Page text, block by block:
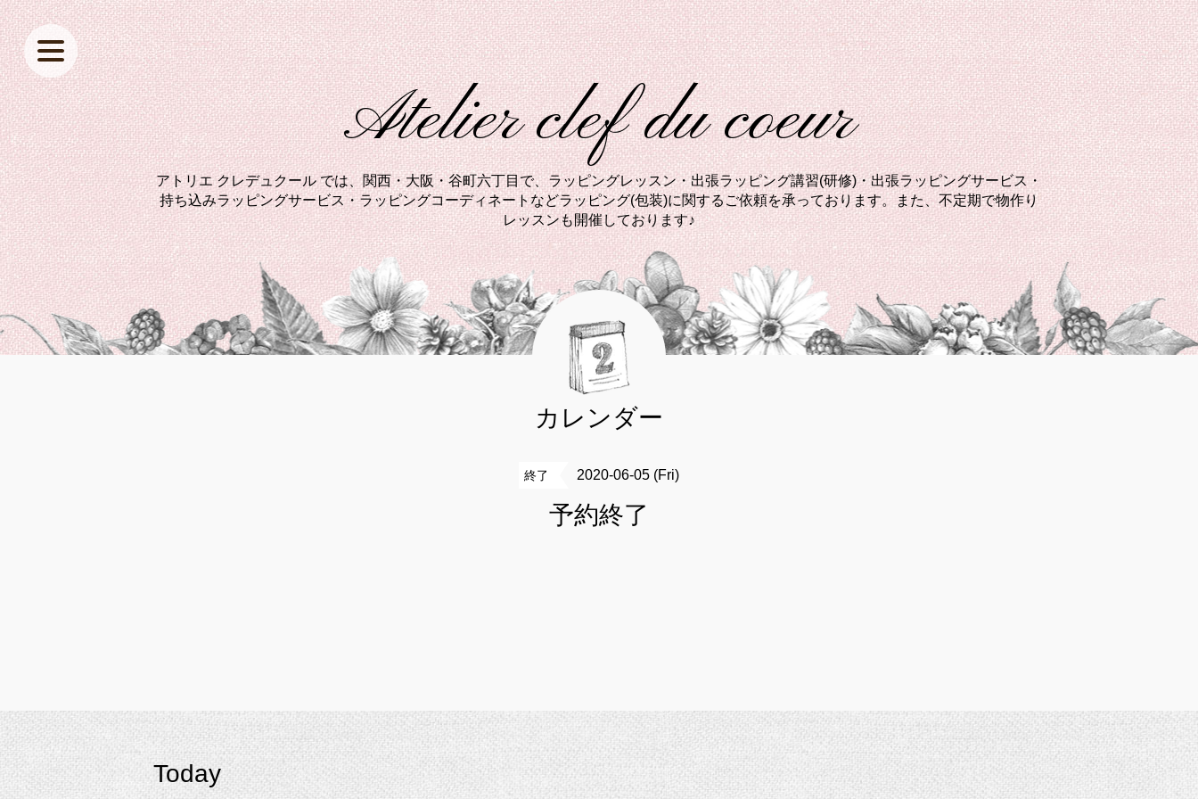
Atelier clef du coeur
アトリエ クレデュクール では、関西・大阪・谷町六丁目で、ラッピングレッスン・出張ラッピング講習(研修)・出張ラッピングサービス・
持ち込みラッピングサービス・ラッピングコーディネートなどラッピング(包装)に関するご依頼を承っております。また、不定期で物作り
レッスンも開催しております♪
カレンダー
終了 2020-06-05 (Fri)
予約終了
Today